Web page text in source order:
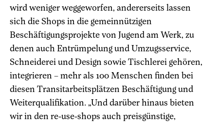
wird weniger weggeworfen, andererseits lassen
sich die Shops in die gemeinnützigen
Beschäftigungsprojekte von Jugend am Werk, zu
denen auch Entrümpelung und Umzugsservice,
Schneiderei und Design sowie Tischlerei gehören,
integrieren – mehr als 100 Menschen finden bei
diesen Transitarbeitsplätzen Beschäftigung und
Weiterqualifikation. „Und darüber hinaus bieten
wir in den re-use-shops auch preisgünstige,